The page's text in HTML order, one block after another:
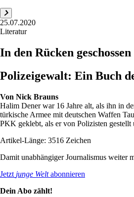
25.07.2020
Literatur
In den Rücken geschossen
Polizeigewalt: Ein Buch
Von Nick Brauns
Halim Dener war 16 Jahre alt, als ihn in
türkische Armee mit deutschen Waffen
PKK geklebt, als er von Polizisten gestellt
Artikel-Länge: 3516 Zeichen
Damit unabhängiger Journalismus weiter
Jetzt junge Weltabonnieren
Dein Abo zählt!